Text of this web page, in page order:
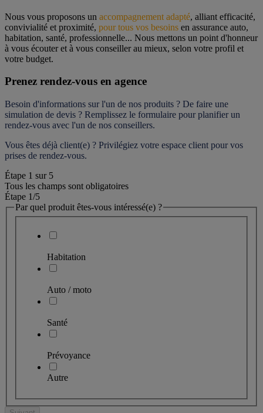
Nous vous proposons un accompagnement adapté, alliant efficacité,
convivialité et proximité, pour tous vos besoins en assurance auto,
habitation, santé, professionnelle... Nous mettons un point d'honneur
à vous écouter et à vous conseiller au mieux, selon votre profil et
votre budget.
Prenez rendez-vous en agence
Besoin d'informations sur l'un de nos produits ? De faire une
simulation de devis ? Remplissez le formulaire pour planifier un
rendez-vous avec l'un de nos conseillers.
Vous êtes déjà client(e) ? Privilégiez votre espace client pour vos
prises de rendez-vous.
Étape 1 sur 5
Tous les champs sont obligatoires
Étape 1/5
Par quel produit êtes-vous intéressé(e) ?
Habitation
Auto / moto
Santé
Prévoyance
Autre